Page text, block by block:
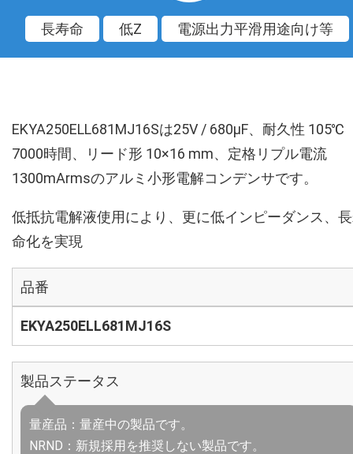
長寿命 低Z 電源出力平滑用途向け等
EKYA250ELL681MJ16Sは25V / 680µF、耐久性 105℃
7000時間、リード形 10×16 mm、定格リプル電流
1300mArmsのアルミ小形電解コンデンサです。
低抵抗電解液使用により、更に低インピーダンス、
命化を実現
品番
EKYA250ELL681MJ16S
製品ステータス
量産品：量産中の製品です。
NRND：新規採用を推奨しない製品です。